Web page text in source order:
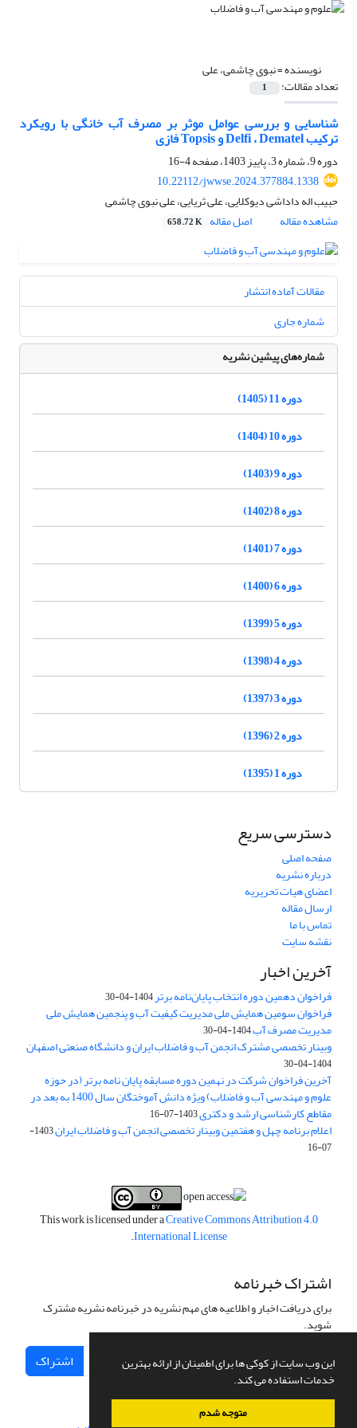
این وب سایت از کوکی ها برای اطمینان از ارائه بهترین
خدمات استفاده می کند.
متوجه شدم
نویسنده =نبوی چاشمی، علی
تعداد مقالات: 1
شناسایی و بررسی عوامل موثر بر مصرف آب خانگی با رویکرد
ترکیب Delfi ، Dematel و Topsis فازی
دوره 9، شماره 3، پاییز 1403، صفحه
4-16
10.22112/jwwse.2024.377884.1338
حبیب اله داداشی دیوکلایی، علی ثریایی، علی نبوی چاشمی
مشاهده مقاله
اصل مقاله 658.72 K
مقالات آماده انتشار
شماره جاری
شماره‌های پیشین نشریه
دوره 11 (1405)
دوره 10 (1404)
دوره 9 (1403)
دوره 8 (1402)
دوره 7 (1401)
دوره 6 (1400)
دوره 5 (1399)
دوره 4 (1398)
دوره 3 (1397)
دوره 2 (1396)
دوره 1 (1395)
دسترسی سریع
صفحه اصلی
درباره نشریه
اعضای هیات تحریریه
ارسال مقاله
تماس با ما
نقشه سایت
آخرین اخبار
فراخوان دهمین دوره انتخاب پایان‌نامه برتر1404-04-30
فراخوان سومین همایش ملی مدیریت کیفیت آب و پنجمین همایش ملی
مدیریت مصرف آب1404-04-30
وبینار تخصصی مشترک انجمن آب و فاضلاب ایران و دانشگاه صنعتی اصفهان
1404-04-30
آخرین فراخوان شرکت در نهمین دوره مسابقه پایان نامه برتر (در حوزه
علوم و مهندسی آب و فاضلاب) ویژه دانش آموختگان سال 1400 به بعد در
مقاطع کارشناسی ارشد و دکتری1403-07-16
اعلام برنامه چهل و هفتمین وبینار تخصصی انجمن آب و فاضلاب ایران
1403-
07-16
This work is licensed under aCreative Commons Attribution 4.0
International License
.
اشتراک خبرنامه
برای دریافت اخبار و اطلاعیه های مهم نشریه در خبرنامه نشریه مشترک
شوید.
اشتراک